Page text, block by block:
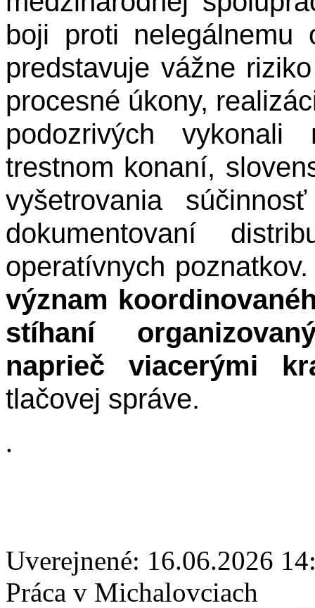
boji proti nelegálnemu
predstavuje vážne
procesné úkony,
podozrivých
trestnom konaní,
vyšetrovania
dokumentovaní
operatívnych
význam
stíhaní
naprieč viacerými
tlačovej správe.
.
Uverejnené: 16.06.2026
Práca v Michalovciach